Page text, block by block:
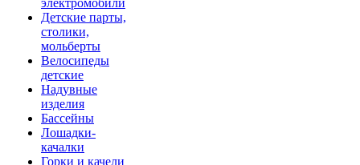
электромобили
Детские парты,
столики,
мольберты
Велосипеды
детские
Надувные
изделия
Бассейны
Лошадки-
качалки
Горки и качели